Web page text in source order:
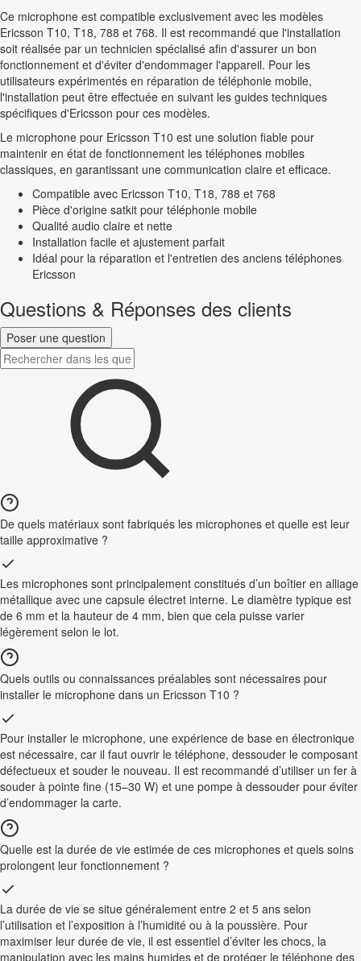
Ce microphone est compatible exclusivement avec les modèles
Ericsson T10, T18, 788 et 768. Il est recommandé que l'installation
soit réalisée par un technicien spécialisé afin d'assurer un bon
fonctionnement et d'éviter d'endommager l'appareil. Pour les
utilisateurs expérimentés en réparation de téléphonie mobile,
l'installation peut être effectuée en suivant les guides techniques
spécifiques d'Ericsson pour ces modèles.
Le microphone pour Ericsson T10 est une solution fiable pour
maintenir en état de fonctionnement les téléphones mobiles
classiques, en garantissant une communication claire et efficace.
Compatible avec Ericsson T10, T18, 788 et 768
Pièce d'origine satkit pour téléphonie mobile
Qualité audio claire et nette
Installation facile et ajustement parfait
Idéal pour la réparation et l'entretien des anciens téléphones
Ericsson
Questions & Réponses des clients
Poser une question
De quels matériaux sont fabriqués les microphones et quelle est leur
taille approximative ?
Les microphones sont principalement constitués d’un boîtier en alliage
métallique avec une capsule électret interne. Le diamètre typique est
de 6 mm et la hauteur de 4 mm, bien que cela puisse varier
légèrement selon le lot.
Quels outils ou connaissances préalables sont nécessaires pour
installer le microphone dans un Ericsson T10 ?
Pour installer le microphone, une expérience de base en électronique
est nécessaire, car il faut ouvrir le téléphone, dessouder le composant
défectueux et souder le nouveau. Il est recommandé d’utiliser un fer à
souder à pointe fine (15–30 W) et une pompe à dessouder pour éviter
d’endommager la carte.
Quelle est la durée de vie estimée de ces microphones et quels soins
prolongent leur fonctionnement ?
La durée de vie se situe généralement entre 2 et 5 ans selon
l’utilisation et l’exposition à l’humidité ou à la poussière. Pour
maximiser leur durée de vie, il est essentiel d’éviter les chocs, la
manipulation avec les mains humides et de protéger le téléphone des